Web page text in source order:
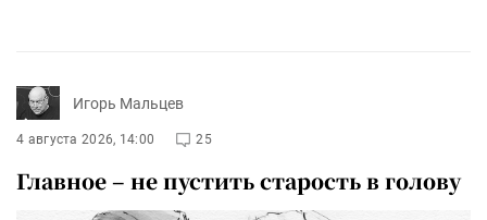
Игорь Мальцев
4 августа 2026, 14:00 25
Главное – не пустить старость в голову